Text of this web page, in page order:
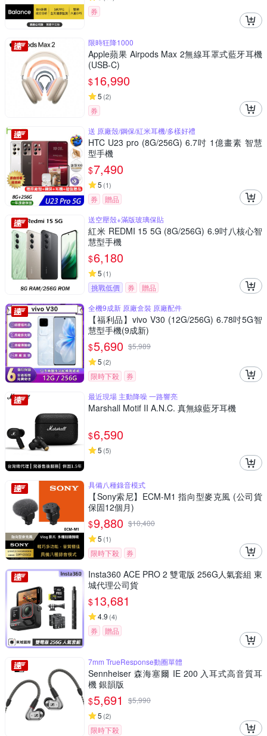
券
限時狂降1000
Apple蘋果 Airpods Max 2無線耳罩式藍牙耳機
(USB-C)
$16,990
5 (2)
券
送 原廠殼/鋼保/紅米耳機/多樣好禮
HTC U23 pro (8G/256G) 6.7吋 1億畫素 智慧
型手機
$7,490
5 (1)
券
贈品
送空壓殼+滿版玻璃保貼
紅米 REDMI 15 5G (8G/256G) 6.9吋八核心智
慧型手機
$6,180
5 (1)
挑戰低價 券
贈品
全機9成新 原廠盒裝 原廠配件
【福利品】vivo V30 (12G/256G) 6.78吋5G智
慧型手機(9成新)
$5,690 $5,989
5 (2)
限時下殺
券
最近現場 主動降噪 一路響亮
Marshall Motif II A.N.C. 真無線藍牙耳機
$6,590
5 (5)
具備八種錄音模式
【Sony索尼】ECM-M1 指向型麥克風 (公司貨
保固12個月)
$9,880 $10,400
5 (1)
限時下殺 券
Insta360 ACE PRO 2 雙電版 256G人氣套組 東
城代理公司貨
$13,681
4.9 (4)
券 贈品
7mm TrueResponse動圈單體
Sennheiser 森海塞爾 IE 200 入耳式高音質耳
機 銀韻版
$5,691 $5,990
5 (2)
限時下殺